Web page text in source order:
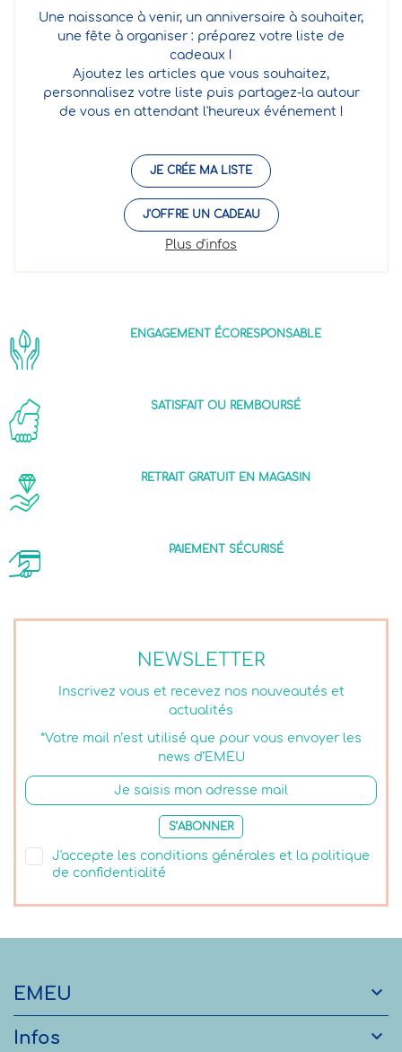
Une naissance à venir, un anniversaire à souhaiter,
une fête à organiser : préparez votre liste de
cadeaux !
Ajoutez les articles que vous souhaitez,
personnalisez votre liste puis partagez-la autour
de vous en attendant l'heureux événement !
JE CRÉE MA LISTE
J'OFFRE UN CADEAU
Plus d'infos
NEWSLETTER
Inscrivez vous et recevez nos nouveautés et
actualités
*Votre mail n’est utilisé que pour vous envoyer les
news d’EMEU
S’ABONNER
J'accepte les conditions générales et la politique
de confidentialité
ENGAGEMENT ÉCORESPONSABLE
SATISFAIT OU REMBOURSÉ
RETRAIT GRATUIT EN MAGASIN
PAIEMENT SÉCURISÉ
EMEU 
Infos 